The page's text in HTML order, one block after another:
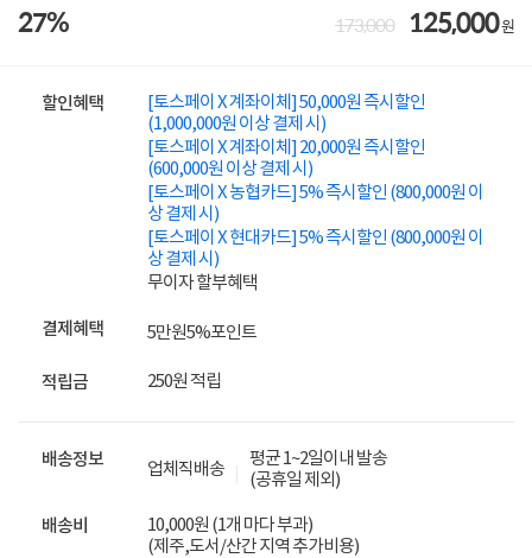
27% 173,000 125,000원
할인혜택
[토스페이 X 계좌이체] 50,000원 즉시할인
(1,000,000원 이상 결제 시)
[토스페이 X 계좌이체] 20,000원 즉시할인
(600,000원 이상 결제 시)
[토스페이 X 농협카드] 5% 즉시할인 (800,000원 이
상 결제 시)
[토스페이 X 현대카드] 5% 즉시할인 (800,000원 이
상 결제 시)
무이자 할부혜택
결제혜택 5만원5%포인트
적립금 250원 적립
배송정보 업체직배송
평균 1~2일이내 발송
(공휴일 제외)
배송비
10,000원 (1개 마다 부과)
(제주,도서/산간 지역 추가비용)